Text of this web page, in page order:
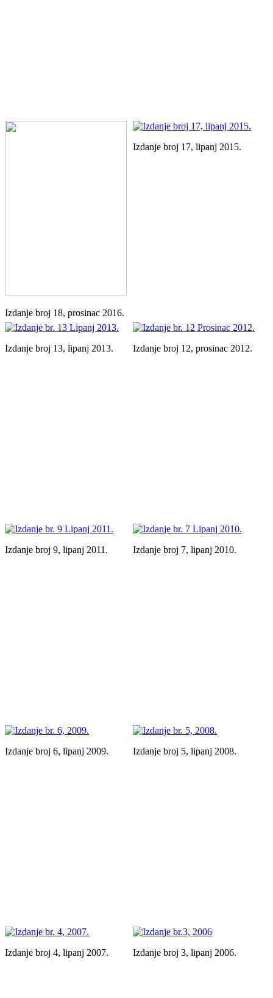
Izdanje broj 18, prosinac 2016.
Izdanje broj 17, lipanj 2015.
Izdanje broj 13, lipanj 2013. Izdanje broj 12, prosinac 2012.
Izdanje broj 9, lipanj 2011. Izdanje broj 7, lipanj 2010.
Izdanje broj 6, lipanj 2009. Izdanje broj 5, lipanj 2008.
Izdanje broj 4, lipanj 2007. Izdanje broj 3, lipanj 2006.